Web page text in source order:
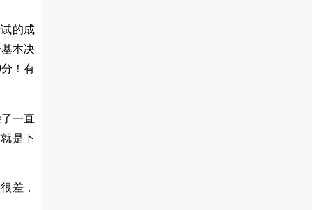
的成
本决
分！有
一直
是下
差，